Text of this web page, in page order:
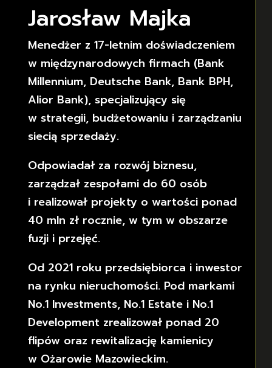
Jarosław Majka
Menedżer z 17-letnim doświadczeniem
w międzynarodowych firmach (Bank
Millennium, Deutsche Bank, Bank BPH,
Alior Bank), specjalizujący się
w strategii, budżetowaniu i zarządzaniu
siecią sprzedaży.
Odpowiadał za rozwój biznesu,
zarządzał zespołami do 60 osób
i realizował projekty o wartości ponad
40 mln zł rocznie, w tym w obszarze
fuzji i przejęć.
Od 2021 roku przedsiębiorca i inwestor
na rynku nieruchomości. Pod markami
No.1 Investments, No.1 Estate i No.1
Development zrealizował ponad 20
flipów oraz rewitalizację kamienicy
w Ożarowie Mazowieckim.